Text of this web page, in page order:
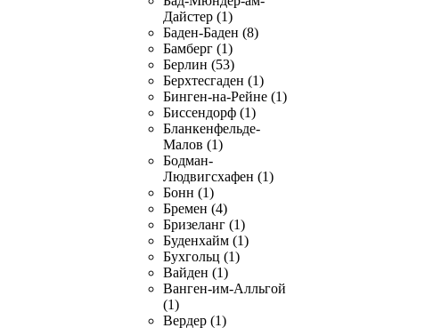
Дайстер (1)
Баден-Баден (8)
Бамберг (1)
Берлин (53)
Берхтесгаден (1)
Бинген-на-Рейне (1)
Биссендорф (1)
Бланкенфельде-
Малов (1)
Бодман-
Людвигсхафен (1)
Бонн (1)
Бремен (4)
Бризеланг (1)
Буденхайм (1)
Бухгольц (1)
Вайден (1)
Ванген-им-Алльгой
(1)
Вердер (1)